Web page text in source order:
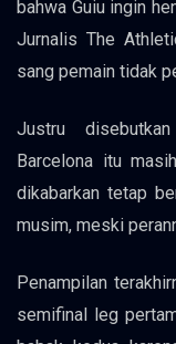
bahwa Guiu ingin
Jurnalis The
sang pemain tidak
Justru
Barcelona itu
dikabarkan tetap
musim, meski
Penampilan
semifinal leg